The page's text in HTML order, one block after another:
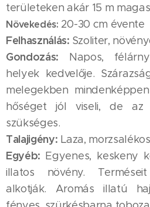
területeken akár 15 m
Növekedés: 20-30 cm évente
Felhasználás: Szoliter,
Gondozás: Napos,
helyek kedvelője.
melegekben
hőséget jól viseli, de az
szükséges.
Talajigény: Laza,
Egyéb: Egyenes, keskeny
illatos növény.
alkotják. Aromás illatú